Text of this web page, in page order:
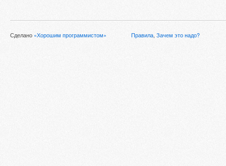
Сделано «Хорошим программистом» Правила, Зачем это надо?